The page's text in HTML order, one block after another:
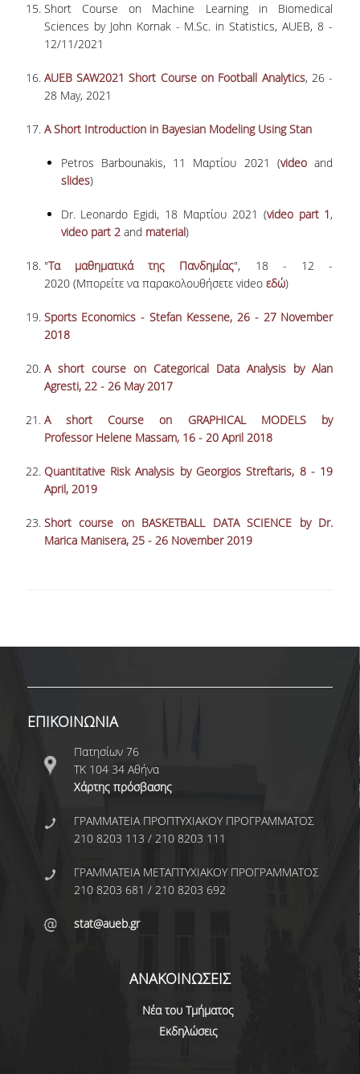
ΩΡΕΣ ΓΡΑΦΕΙΟΥ
ΠΡΟΠΤΥΧΙΑΚΕΣ ΣΠΟΥΔΕΣ
ΠΡΟΓΡΑΜΜΑ ΣΠΟΥΔΩΝ
ΟΔΗΓΟΣ ΣΠΟΥΔΩΝ
ΟΔΗΓΟΣ ΣΠΟΥΔΩΝ 2025-26
ΜΑΘΗΜΑΤΑ
ΜΑΘΗΜΑΤΑ ΠΡΟΓΡΑΜΜΑΤΟΣ
ΚΥΚΛΟΙ ΜΑΘΗΜΑΤΩΝ
ΠΡΑΚΤΙΚΗ ΑΣΚΗΣΗ
ΑΝΩΤΑΤΗ ΔΙΑΡΚΕΙΑ ΦΟΙΤΗΣΗΣ
ΕΝΗΜΕΡΩΣΗ ΓΙΑ ΤΟ ΠΡΟΠΤΥΧΙΑΚΟ
ΣΤΑΤΙΣΤΙΚΗ
VIDEO
ΓΙΑΤΙ ΝΑ ΚΑΝΩ MASTER
Short Course on Machine Learning in Biomedical
Sciences by John Kornak - M.Sc. in Statistics, AUEB, 8 -
12/11/2021
AUEB SAW2021 Short Course on Football Analytics, 26 -
28 May, 2021
A Short Introduction in Bayesian Modeling Using Stan
Petros Barbounakis, 11 Μαρτίου 2021 (video and
slides)
Dr. Leonardo Egidi, 18 Μαρτίου 2021 (videopart 1,
video part 2and material)
"Τα μαθηματικά της Πανδημίας", 18 - 12 -
2020 (Μπορείτε να παρακολουθήσετε video εδώ)
Sports Economics - Stefan Kessene, 26 - 27 November
2018
A short course on Categorical Data Analysis by Alan
Agresti, 22 - 26 May 2017
A short Course on GRAPHICAL MODELS by
Professor Helene Massam, 16 - 20 April 2018
Quantitative Risk Analysis by Georgios Streftaris, 8 - 19
April, 2019
Short course on BASKETBALL DATA SCIENCE by Dr.
Marica Manisera, 25 - 26 November 2019
ΕΠΙΚΟΙΝΩΝΙΑ
Πατησίων 76
ΤΚ 104 34 Αθήνα
Χάρτης πρόσβασης
ΓΡΑΜΜΑΤΕΙΑ ΠΡΟΠΤΥΧΙΑΚΟΥ ΠΡΟΓΡΑΜΜΑΤΟΣ
210 8203 113 / 210 8203 111
ΓΡΑΜΜΑΤΕΙΑ ΜΕΤΑΠΤΥΧΙΑΚΟΥ ΠΡΟΓΡΑΜΜΑΤΟΣ
210 8203 681 / 210 8203 692
stat@aueb.gr
ΑΝΑΚΟΙΝΩΣΕΙΣ
Νέα του Τμήματος
Εκδηλώσεις